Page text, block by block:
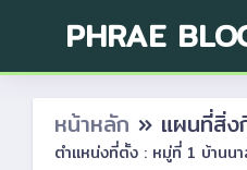
PHRAE
หน้าหลัก » แผนที่สิ่
ตำแหน่งที่ตั้ง : หมู่ที่ 1 บ้านน